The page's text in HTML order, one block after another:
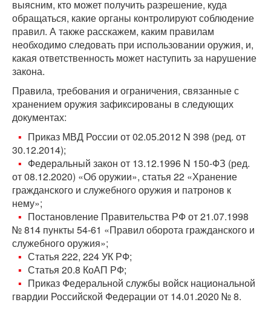
выясним, кто может получить разрешение, куда
обращаться, какие органы контролируют соблюдение
правил. А также расскажем, каким правилам
необходимо следовать при использовании оружия, и,
какая ответственность может наступить за нарушение
закона.
Правила, требования и ограничения, связанные с
хранением оружия зафиксированы в следующих
документах:
Приказ МВД России от 02.05.2012 N 398 (ред. от
30.12.2014);
Федеральный закон от 13.12.1996 N 150-ФЗ (ред.
от 08.12.2020) «Об оружии», статья 22 «Хранение
гражданского и служебного оружия и патронов к
нему»;
Постановление Правительства РФ от 21.07.1998
№ 814 пункты 54-61 «Правил оборота гражданского и
служебного оружия»;
Статья 222, 224 УК РФ;
Статья 20.8 КоАП РФ;
Приказ Федеральной службы войск национальной
гвардии Российской Федерации от 14.01.2020 № 8.